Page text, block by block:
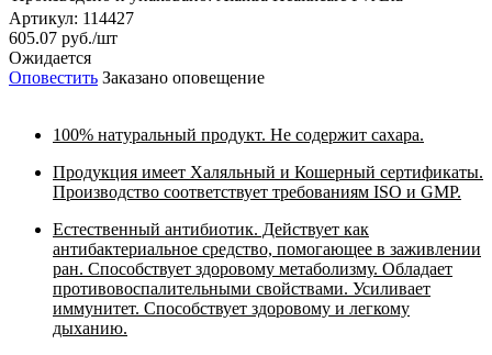
Артикул: 114427
605.07 руб./шт
Ожидается
Оповестить Заказано оповещение
100% натуральный продукт. Не содержит сахара.
Продукция имеет Халяльный и Кошерный сертификаты.
Производство соответствует требованиям ISO и GMP.
Естественный антибиотик. Действует как
антибактериальное средство, помогающее в заживлении
ран. Способствует здоровому метаболизму. Обладает
противовоспалительными свойствами. Усиливает
иммунитет. Способствует здоровому и легкому
дыханию.